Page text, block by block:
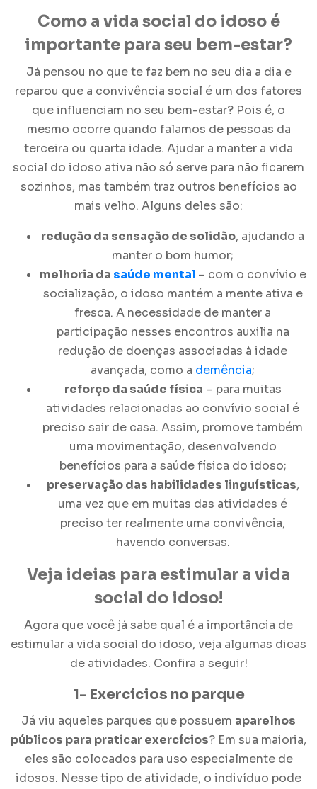
Como a vida social do idosoé
importante para seu bem-estar?
Já pensou no que te faz bem no seu dia a dia e
reparou que a convivência social é um dos fatores
que influenciam no seu bem-estar? Pois é, o
mesmo ocorre quando falamos de pessoas da
terceira ou quarta idade. Ajudar a manter a vida
social do idoso ativa não só serve para não ficarem
sozinhos, mas também traz outros benefícios ao
mais velho. Alguns deles são:
redução da sensação de solidão, ajudando a
manter o bom humor;
melhoria da saúde mental – com o convívio e
socialização, o idoso mantém a mente ativa e
fresca. A necessidade de manter a
participação nesses encontros auxilia na
redução de doenças associadas à idade
avançada, como a demência;
reforço da saúde física – para muitas
atividades relacionadas ao convívio social é
preciso sair de casa. Assim, promove também
uma movimentação, desenvolvendo
benefícios para a saúde física do idoso;
preservação das habilidades linguísticas,
uma vez que em muitas das atividades é
preciso ter realmente uma convivência,
havendo conversas.
Veja ideias para estimular a vida
social do idoso!
Agora que você já sabe qual é a importância de
estimular a vida social do idoso, veja algumas dicas
de atividades. Confira a seguir!
1- Exercícios no parque
Já viu aqueles parques que possuem aparelhos
públicos para praticar exercícios? Em sua maioria,
eles são colocados para uso especialmente de
idosos. Nesse tipo de atividade, o indivíduo pode